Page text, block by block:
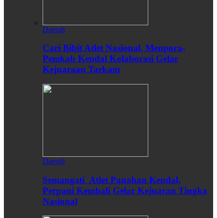
Daerah
Cari Bibit Atlet Nasional, Menpora-
Pemkab Kendal Kolaborasi Gelar
Kejuaraan Tarkam
Daerah
Semangati Atlet Panahan Kendal,
Perpani Kembali Gelar Kejuaran Tingka
Nasional